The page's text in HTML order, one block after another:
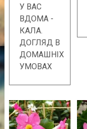
У ВАС
ВДОМА -
КАЛА.
ДОГЛЯД В
ДОМАШНІХ
УМОВАХ